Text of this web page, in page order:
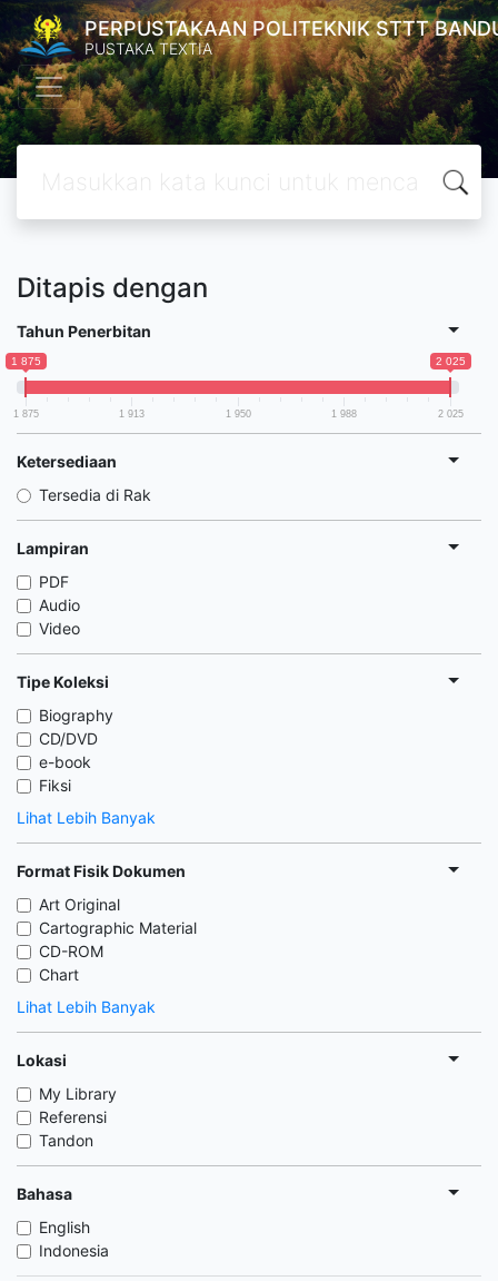
PERPUSTAKAAN POLITEKNIK STTT
PUSTAKA TEXTIA
Ditapis dengan
Tahun Penerbitan
1 875 2 025
1 875 1 913 1 950 1 988 2 025
Ketersediaan
Tersedia di Rak
Lampiran
PDF
Audio
Video
Tipe Koleksi
Biography
CD/DVD
e-book
Fiksi
Lihat Lebih Banyak
Format Fisik Dokumen
Art Original
Cartographic Material
CD-ROM
Chart
Lihat Lebih Banyak
Lokasi
My Library
Referensi
Tandon
Bahasa
English
Indonesia